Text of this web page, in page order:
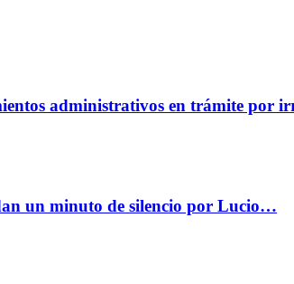
administrativos en trámite por
un minuto de silencio por Lucio…